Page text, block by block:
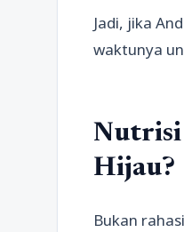
Jadi, jika
waktunya
Nutrisi
Hijau?
Bukan